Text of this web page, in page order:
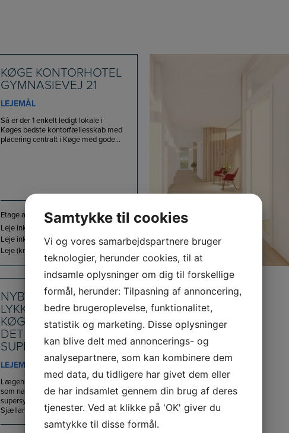
KØGE KONTORHOTEL
GYMNASIEVEJ 21
LEJEMÅL
Så er der 1 enkelt ledigt lokale i
Køges bedste kontorfællesskab med
placering centralt i Køge med gode...
Etage areal (m2):
18
Leje inkl. drift (kr./m2/år):
Leje inkl. drift (kr./år):
74.340
Leje (kr./md):
NYBYGGERI PÅ
LYKKEBÆKVEJ 6 I
KØGE SOM NABO TIL
DET NYE
SUPERSYGEHUS
LEJEMÅL
Lægehus/klinik/ privathospital kontor
som nabo til det nye Køge
supersygehus i Sundhedspark
Sjælland. Nyd godt at de mange...
Samtykke til cookies
Vi og vores samarbejdspartnere bruger
teknologier, herunder cookies, til at
indsamle oplysninger om dig til forskellige
formål, herunder: Tilpasning af annoncering,
bedre brugeroplevelse, funktionalitet,
statistik og marketing. Disse oplysninger
kan blive delt med annoncerings- og
analysepartnere, som kan kombinere dem
med data, du tidligere har givet dem eller
de har indsamlet gennem din brug af deres
tjenester. Ved at klikke på 'OK' giver du
samtykke til disse formål.